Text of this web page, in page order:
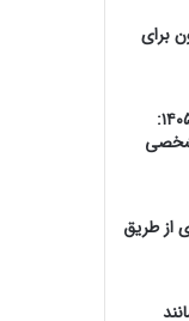
برای
موضع وزارت بهداشت درباره ظرفیت پزشکی کنکور ۱۴۰۵:
از طریق